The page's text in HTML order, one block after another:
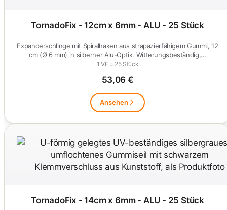
TornadoFix - 12cm x 6mm - ALU - 25 Stück
Expanderschlinge mit Spiralhaken aus strapazierfähigem Gummi, 12
cm (Ø 6 mm) in silberner Alu-Optik. Witterungsbeständig,…
1 VE = 25 Stück
53,06 €
Ansehen
TornadoFix - 14cm x 6mm - ALU - 25 Stück